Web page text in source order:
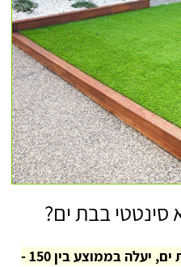
בבת ים?
מחיר התקנת דשא סינטטי בבת ים, יעלה בממוצע בין 150 -